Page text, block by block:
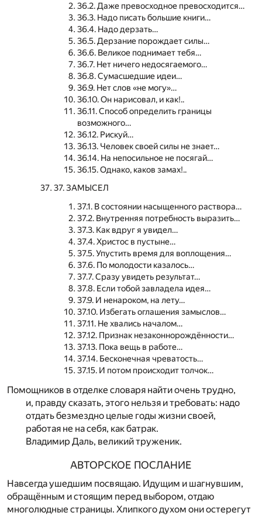
36.2. Даже превосходное превосходится…
36.3. Надо писать большие книги…
36.4. Надо дерзать…
36.5. Дерзание порождает силы…
36.6. Великое поднимает тебя…
36.7. Нет ничего недосягаемого…
36.8. Сумасшедшие идеи…
36.9. Нет слов «не могу»…
36.10. Он нарисовал, и как!..
36.11. Способ определить границы
возможного…
36.12. Рискуй…
36.13. Человек своей силы не знает…
36.14. На непосильное не посягай…
36.15. Однако, каков замах!..
37. ЗАМЫСЕЛ
37.1. В состоянии насыщенного раствора…
37.2. Внутренняя потребность выразить…
37.3. Как вдруг я увидел…
37.4. Христос в пустыне…
37.5. Упустить время для воплощения…
37.6. По молодости казалось…
37.7. Сразу увидеть результат…
37.8. Если тобой завладела идея…
37.9. И ненароком, на лету…
37.10. Избегать оглашения замыслов…
37.11. Не хвались началом…
37.12. Признак незаконнорождённости…
37.13. Пока вещь в работе…
37.14. Бесконечная чреватость…
37.15. И потом происходит толчок…
Помощников в отделке словаря найти очень трудно,
и, правду сказать, этого нельзя и требовать: надо
отдать безмездно целые годы жизни своей,
работая не на себя, как батрак.
Владимир Даль, великий труженик.
АВТОРСКОЕ ПОСЛАНИЕ
Навсегда ушедшим посвящаю. Идущим и шагнувшим,
обращённым и стоящим перед выбором, отдаю
многолюдные страницы. Хлипкого духом они остерегут